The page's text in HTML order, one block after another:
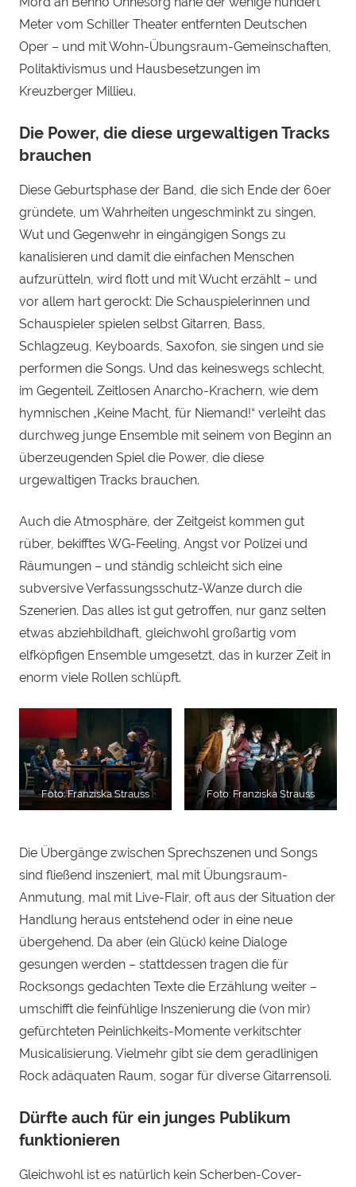
Meter vom Schiller Theater entfernten Deutschen
Oper – und mit Wohn-Übungsraum-Gemeinschaften,
Politaktivismus und Hausbesetzungen im
Kreuzberger Millieu.
Die Power, die diese urgewaltigen Tracks
brauchen
Diese Geburtsphase der Band, die sich Ende der 60er
gründete, um Wahrheiten ungeschminkt zu singen,
Wut und Gegenwehr in eingängigen Songs zu
kanalisieren und damit die einfachen Menschen
aufzurütteln, wird flott und mit Wucht erzählt – und
vor allem hart gerockt: Die Schauspielerinnen und
Schauspieler spielen selbst Gitarren, Bass,
Schlagzeug, Keyboards, Saxofon, sie singen und sie
performen die Songs. Und das keineswegs schlecht,
im Gegenteil. Zeitlosen Anarcho-Krachern, wie dem
hymnischen „Keine Macht, für Niemand!“ verleiht das
durchweg junge Ensemble mit seinem von Beginn an
überzeugenden Spiel die Power, die diese
urgewaltigen Tracks brauchen.
Auch die Atmosphäre, der Zeitgeist kommen gut
rüber, bekifftes WG-Feeling, Angst vor Polizei und
Räumungen – und ständig schleicht sich eine
subversive Verfassungsschutz-Wanze durch die
Szenerien. Das alles ist gut getroffen, nur ganz selten
etwas abziehbildhaft, gleichwohl großartig vom
elfköpfigen Ensemble umgesetzt, das in kurzer Zeit in
enorm viele Rollen schlüpft.
Foto: Franziska Strauss Foto: Franziska Strauss
Die Übergänge zwischen Sprechszenen und Songs
sind fließend inszeniert, mal mit Übungsraum-
Anmutung, mal mit Live-Flair, oft aus der Situation der
Handlung heraus entstehend oder in eine neue
übergehend. Da aber (ein Glück) keine Dialoge
gesungen werden – stattdessen tragen die für
Rocksongs gedachten Texte die Erzählung weiter –
umschifft die feinfühlige Inszenierung die (von mir)
gefürchteten Peinlichkeits-Momente verkitschter
Musicalisierung. Vielmehr gibt sie dem geradlinigen
Rock adäquaten Raum, sogar für diverse Gitarrensoli.
Dürfte auch für ein junges Publikum
funktionieren
Gleichwohl ist es natürlich kein Scherben-Cover-